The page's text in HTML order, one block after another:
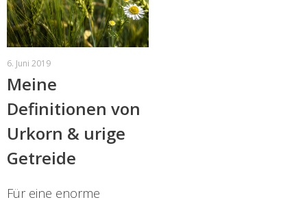
6. Juni 2019
Meine
Definitionen von
Urkorn & urige
Getreide
Für eine enorme